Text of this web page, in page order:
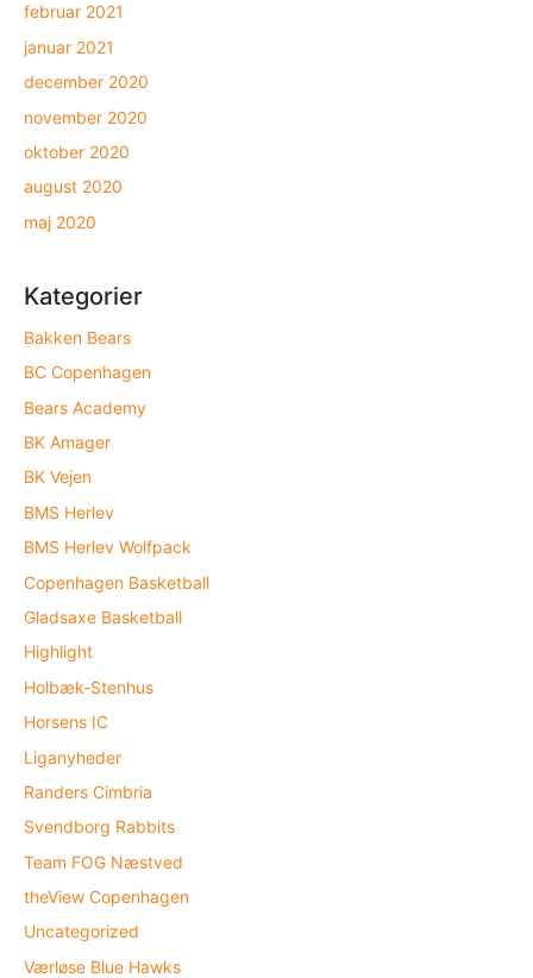
februar 2021
januar 2021
december 2020
november 2020
oktober 2020
august 2020
maj 2020
Kategorier
Bakken Bears
BC Copenhagen
Bears Academy
BK Amager
BK Vejen
BMS Herlev
BMS Herlev Wolfpack
Copenhagen Basketball
Gladsaxe Basketball
Highlight
Holbæk-Stenhus
Horsens IC
Liganyheder
Randers Cimbria
Svendborg Rabbits
Team FOG Næstved
theView Copenhagen
Uncategorized
Værløse Blue Hawks